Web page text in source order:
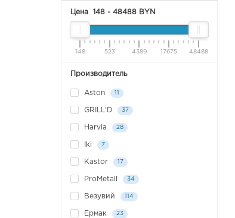
Цена 148 - 48488 BYN
148 523 4389 17675 48488
Производитель
Aston
GRILL'D 37
Harvia 28
Iki 7
Kastor 17
ProMetall 34
Везувий 114
Ермак 23